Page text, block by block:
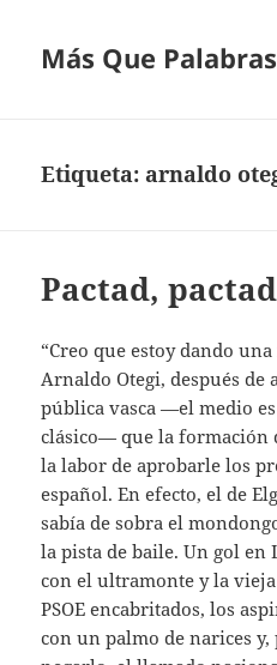
Más Que Palabras
Etiqueta: arnaldo
Pactad,
“Creo que estoy dando
Arnaldo Otegi, después de
pública vasca —el medio
clásico— que la formación
la labor de aprobarle los
español. En efecto, el de
sabía de sobra el
la pista de baile. Un gol en
con el ultramonte y la
PSOE encabritados, los
con un palmo de narices y,